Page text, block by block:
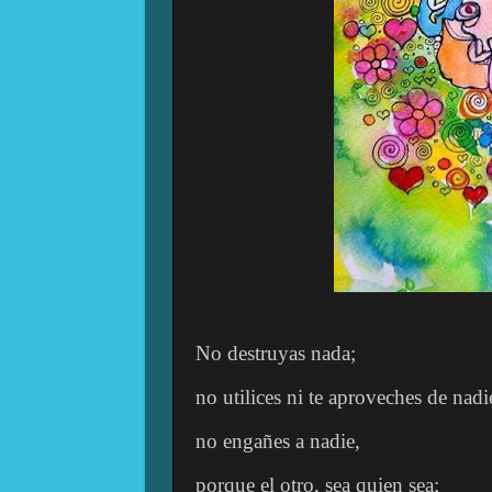
No destruyas nada;
no utilices ni te aproveches de
no engañes a nadie,
porque el otro, sea quien sea;